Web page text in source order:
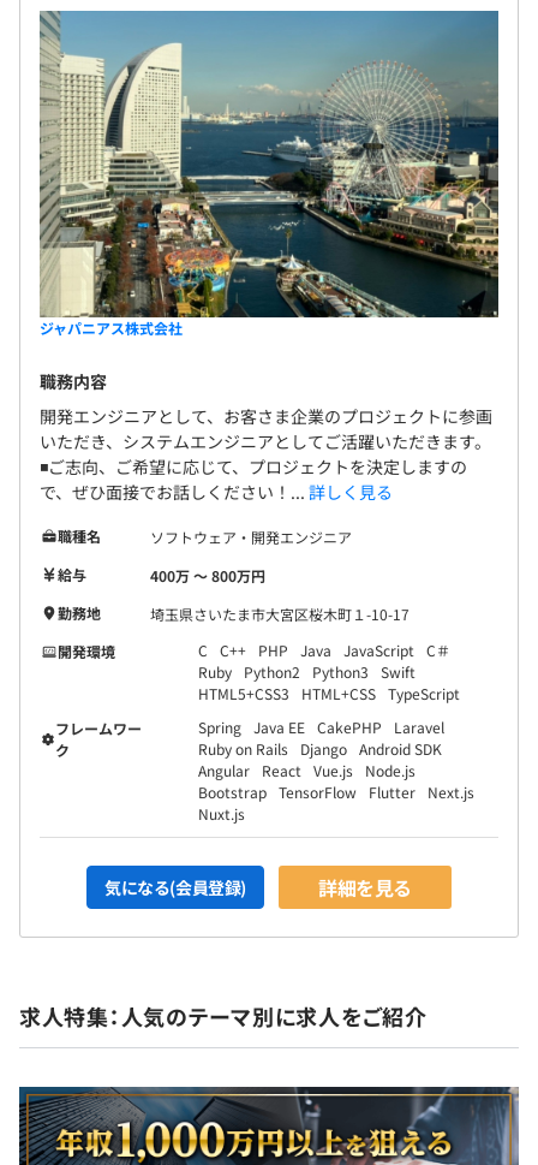
ジャパニアス株式会社
職務内容
開発エンジニアとして、お客さま企業のプロジェクトに参画
いただき、システムエンジニアとしてご活躍いただきます。
◾️ご志向、ご希望に応じて、プロジェクトを決定しますの
で、ぜひ面接でお話しください！... 詳しく見る
職種名
ソフトウェア・開発エンジニア
給与
400万 〜 800万円
勤務地
埼玉県さいたま市大宮区桜木町１-10-17
開発環境
C C++ PHP Java JavaScript
C＃
Ruby
Python2 Python3
Swift
HTML5+CSS3
HTML+CSS TypeScript
フレームワー
ク
Spring Java EE CakePHP
Laravel
Ruby on Rails
Django Android SDK
Angular
React Vue.js
Node.js
Bootstrap TensorFlow Flutter
Next.js
Nuxt.js
気になる(会員登録) 詳細を見る
求人特集：人気のテーマ別に求人をご紹介